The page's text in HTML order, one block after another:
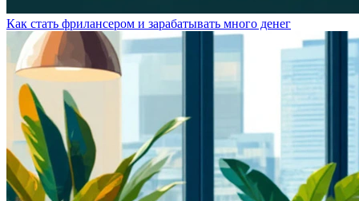
Как стать фрилансером и зарабатывать много денег